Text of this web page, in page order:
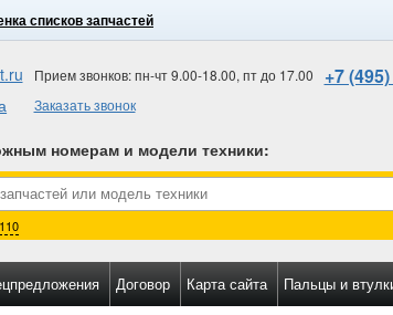
списков запчастей
Прием звонков: пн-чт 9.00-18.00, пт до 17.00
Заказать звонок
+7
номерам и модели техники:
Договор Карта сайта Пальцы и